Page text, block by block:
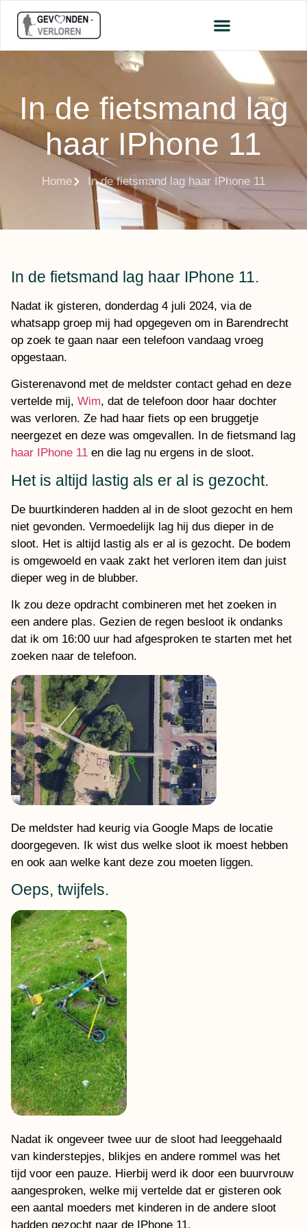
In de fietsmand lag
haar IPhone 11
Home In de fietsmand lag haar IPhone 11
In de fietsmand lag haar IPhone 11.
Nadat ik gisteren, donderdag 4 juli 2024, via de
whatsapp groep mij had opgegeven om in Barendrecht
op zoek te gaan naar een telefoon vandaag vroeg
opgestaan.
Gisterenavond met de meldster contact gehad en deze
vertelde mij, Wim, dat de telefoon door haar dochter
was verloren. Ze had haar fiets op een bruggetje
neergezet en deze was omgevallen. In de fietsmand lag
haar IPhone 11 en die lag nu ergens in de sloot.
Het is altijd lastig als er al is gezocht.
De buurtkinderen hadden al in de sloot gezocht en hem
niet gevonden. Vermoedelijk lag hij dus dieper in de
sloot. Het is altijd lastig als er al is gezocht. De bodem
is omgewoeld en vaak zakt het verloren item dan juist
dieper weg in de blubber.
Ik zou deze opdracht combineren met het zoeken in
een andere plas. Gezien de regen besloot ik ondanks
dat ik om 16:00 uur had afgesproken te starten met het
zoeken naar de telefoon.
De meldster had keurig via Google Maps de locatie
doorgegeven. Ik wist dus welke sloot ik moest hebben
en ook aan welke kant deze zou moeten liggen.
Oeps, twijfels.
Nadat ik ongeveer twee uur de sloot had leeggehaald
van kinderstepjes, blikjes en andere rommel was het
tijd voor een pauze. Hierbij werd ik door een buurvrouw
aangesproken, welke mij vertelde dat er gisteren ook
een aantal moeders met kinderen in de andere sloot
hadden gezocht naar de IPhone 11.